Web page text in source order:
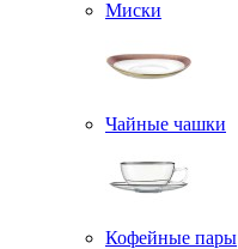
Миски
Чайные чашки
Кофейные пары